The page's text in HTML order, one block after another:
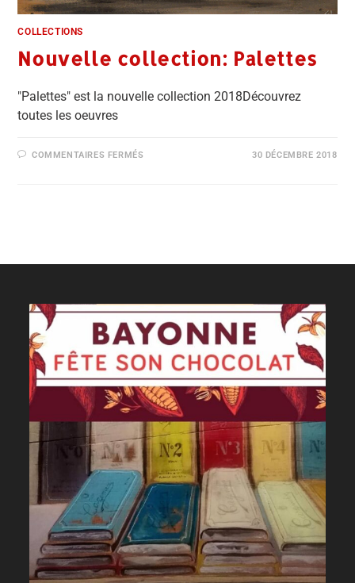
COLLECTIONS
Nouvelle collection: Palettes
"Palettes" est la nouvelle collection 2018Découvrez
toutes les oeuvres
COMMENTAIRES FERMÉS 30 DÉCEMBRE 2018